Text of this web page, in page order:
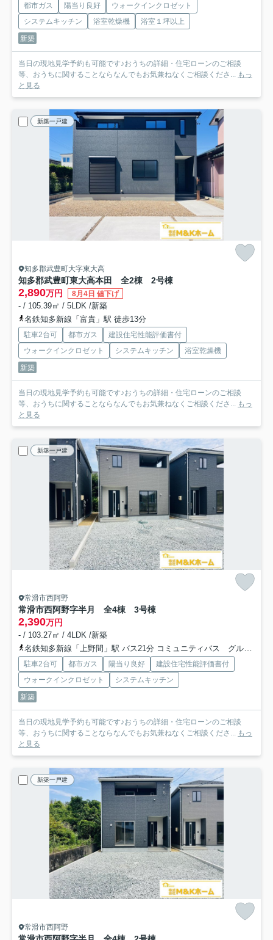
都市ガス 陽当り良好
ウォークインクロゼット
システムキッチン
浴室乾燥機
浴室１坪以上
新築
当日の現地見学予約も可能です♪おうちの詳細・住宅ローンのご相談
等、おうちに関することならなんでもお気兼ねなくご相談くださ... もっ
と見る
新築一戸建
知多郡武豊町大字東大高
知多郡武豊町東大高本田 全2棟 2号棟
2,890万円 8月4日 値下げ
- / 105.39㎡ / 5LDK /新築
名鉄知多新線「富貴」駅 徒歩13分
駐車2台可 都市ガス
建設住宅性能評価書付
ウォークインクロゼット
システムキッチン
浴室乾燥機
新築
当日の現地見学予約も可能です♪おうちの詳細・住宅ローンのご相談
等、おうちに関することならなんでもお気兼ねなくご相談くださ... もっ
と見る
新築一戸建
常滑市西阿野
常滑市西阿野字半月 全4棟 3号棟
2,390万円
- / 103.27㎡ / 4LDK /新築
名鉄知多新線「上野間」駅 バス21分 コミュニティバス グルーン「阿野」 停歩12分
駐車2台可 都市ガス 陽当り良好
建設住宅性能評価書付
ウォークインクロゼット
システムキッチン
新築
当日の現地見学予約も可能です♪おうちの詳細・住宅ローンのご相談
等、おうちに関することならなんでもお気兼ねなくご相談くださ... もっ
と見る
新築一戸建
常滑市西阿野